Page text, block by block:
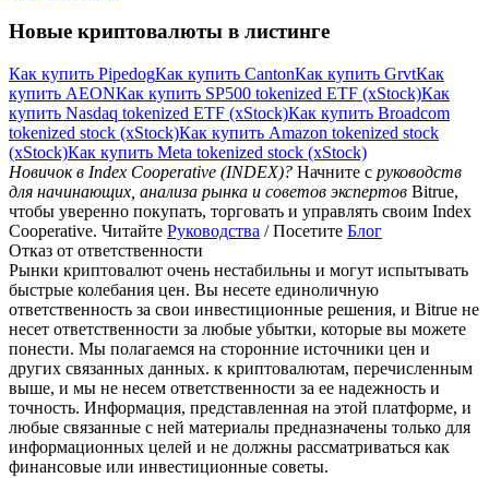
Новые криптовалюты в листинге
Как купить PipedogКак купить CantonКак купить GrvtКак
купить AEONКак купить SP500 tokenized ETF (xStock)Как
купить Nasdaq tokenized ETF (xStock)Как купить Broadcom
tokenized stock (xStock)Как купить Amazon tokenized stock
(xStock)Как купить Meta tokenized stock (xStock)
Новичок в Index Cooperative (INDEX)? Начните с руководств
для начинающих, анализа рынка и советов экспертов Bitrue,
чтобы уверенно покупать, торговать и управлять своим Index
Cooperative. Читайте Руководства / Посетите Блог
Отказ от ответственности
Рынки криптовалют очень нестабильны и могут испытывать
быстрые колебания цен. Вы несете единоличную
ответственность за свои инвестиционные решения, и Bitrue не
несет ответственности за любые убытки, которые вы можете
понести. Мы полагаемся на сторонние источники цен и
других связанных данных. к криптовалютам, перечисленным
выше, и мы не несем ответственности за ее надежность и
точность. Информация, представленная на этой платформе, и
любые связанные с ней материалы предназначены только для
информационных целей и не должны рассматриваться как
финансовые или инвестиционные советы.